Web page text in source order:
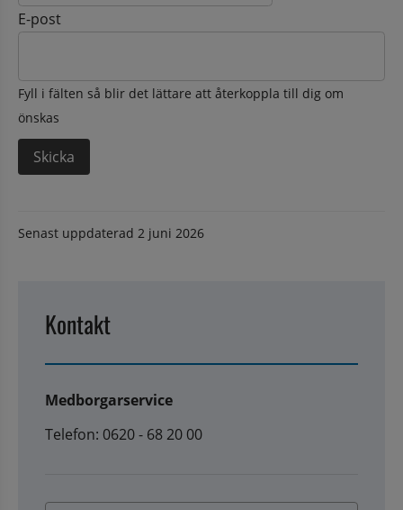
E-post
Fyll i fälten så blir det lättare att återkoppla till dig om
önskas
Senast uppdaterad 2 juni 2026
Kontakt
Medborgarservice
Telefon: 0620 - 68 20 00